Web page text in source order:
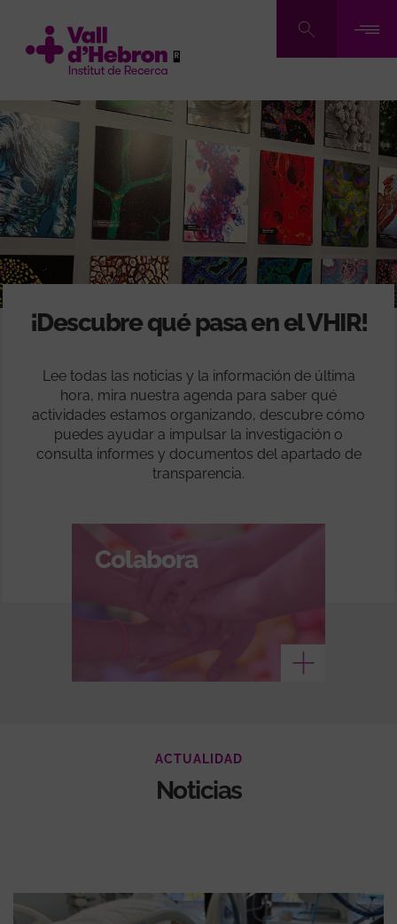
contenido
¡Descubre qué pasa en el VHIR!
Lee todas las noticias y la información de última
hora, mira nuestra agenda para saber qué
actividades estamos organizando, descubre cómo
puedes ayudar a impulsar la investigación o
consulta informes y documentos del apartado de
transparencia.
Colabora
ACTUALIDAD
Noticias